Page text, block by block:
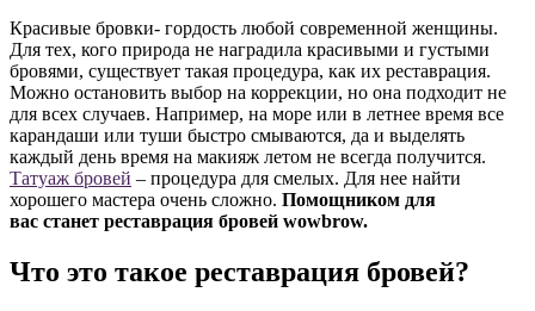
Красивые бровки- гордость любой современной женщины.
Для тех, кого природа не наградила красивыми и густыми
бровями, существует такая процедура, как их реставрация.
Можно остановить выбор на коррекции, но она подходит не
для всех случаев. Например, на море или в летнее время все
карандаши или туши быстро смываются, да и выделять
каждый день время на макияж летом не всегда получится.
Татуаж бровей – процедура для смелых. Для нее найти
хорошего мастера очень сложно. Помощником для
вас станет реставрация бровей wowbrow.
Что это такое реставрация бровей?